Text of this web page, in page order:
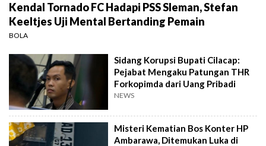
Kendal Tornado FC Hadapi PSS Sleman, Stefan
Keeltjes Uji Mental Bertanding Pemain
BOLA
Sidang Korupsi Bupati Cilacap:
Pejabat Mengaku Patungan THR
Forkopimda dari Uang Pribadi
NEWS
Misteri Kematian Bos Konter HP
Ambarawa, Ditemukan Luka di